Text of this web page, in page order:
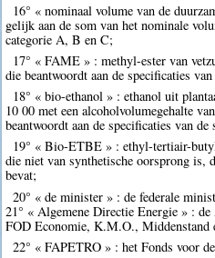
16° « nominaal volume van de
gelijk aan de som van het nominale
categorie A, B en C;
17° « FAME » : methyl-ester van
die beantwoordt aan de specificaties
18° « bio-ethanol » : ethanol uit
10 00 met een alcoholvolumegehalte
beantwoordt aan de specificaties van
19° « Bio-ETBE » : ethyl-tertiair-
die niet van synthetische oorsprong is,
bevat;
20° « de minister » : de federale
21° « Algemene Directie Energie » :
FOD Economie, K.M.O., Middenstand
22° « FAPETRO » : het Fonds voor